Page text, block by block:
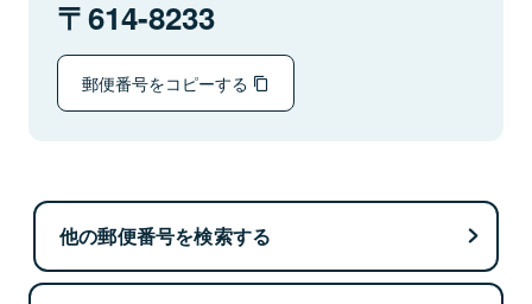
614-8233
郵便番号をコピーする
他の郵便番号を検索する